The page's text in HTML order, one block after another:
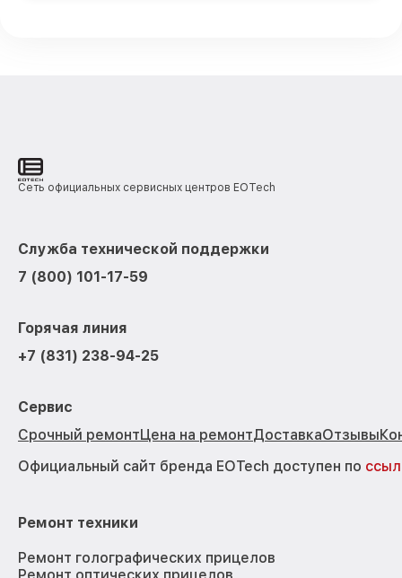
Сеть официальных сервисных центров EOTech
Служба технической поддержки
7 (800) 101-17-59
Горячая линия
+7 (831) 238-94-25
Сервис
Срочный ремонтЦена на ремонтДоставкаОтзывы
Официальный сайт бренда EOTech доступен по
Ремонт техники
Ремонт голографических прицелов